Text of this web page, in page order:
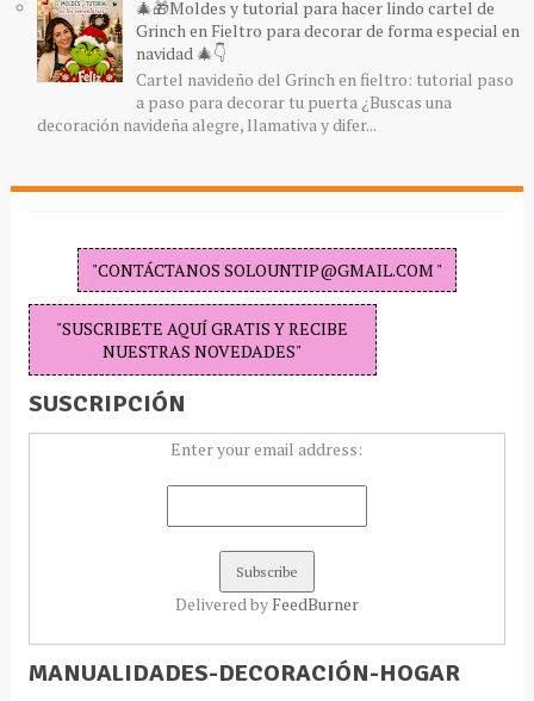
🎄🎁Moldes y tutorial para hacer lindo cartel de
Grinch en Fieltro para decorar de forma especial en
navidad 🎄👇
Cartel navideño del Grinch en fieltro: tutorial paso
a paso para decorar tu puerta ¿Buscas una
decoración navideña alegre, llamativa y difer...
"CONTÁCTANOS SOLOUNTIP@GMAIL.COM "
"SUSCRIBETE AQUÍ GRATIS Y RECIBE
NUESTRAS NOVEDADES"
SUSCRIPCIÓN
Enter your email address:
Delivered by FeedBurner
MANUALIDADES-DECORACIÓN-HOGAR